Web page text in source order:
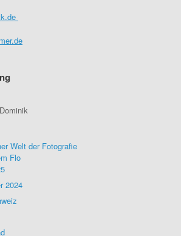
Welt der Fotografie
Flo
2024